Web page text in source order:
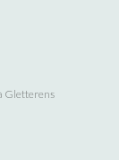
Gletterens